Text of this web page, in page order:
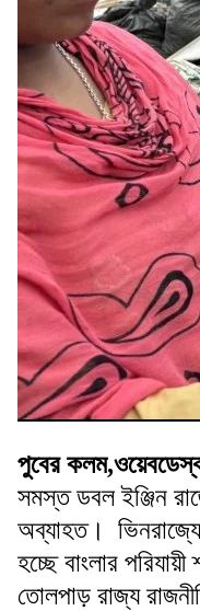
পুবের
সমস্ত ডবল ইঞ্জিন
অব্যাহত।
হচ্ছে বাংলার
তোলপাড় রাজ্য